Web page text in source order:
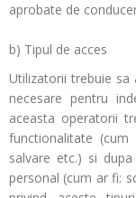
aprobate de
b) Tipul de acces
Utilizatorii trebuie sa
necesare pentru
aceasta operatorii
functionalitate (cum
salvare etc.) si
personal (cum ar fi: